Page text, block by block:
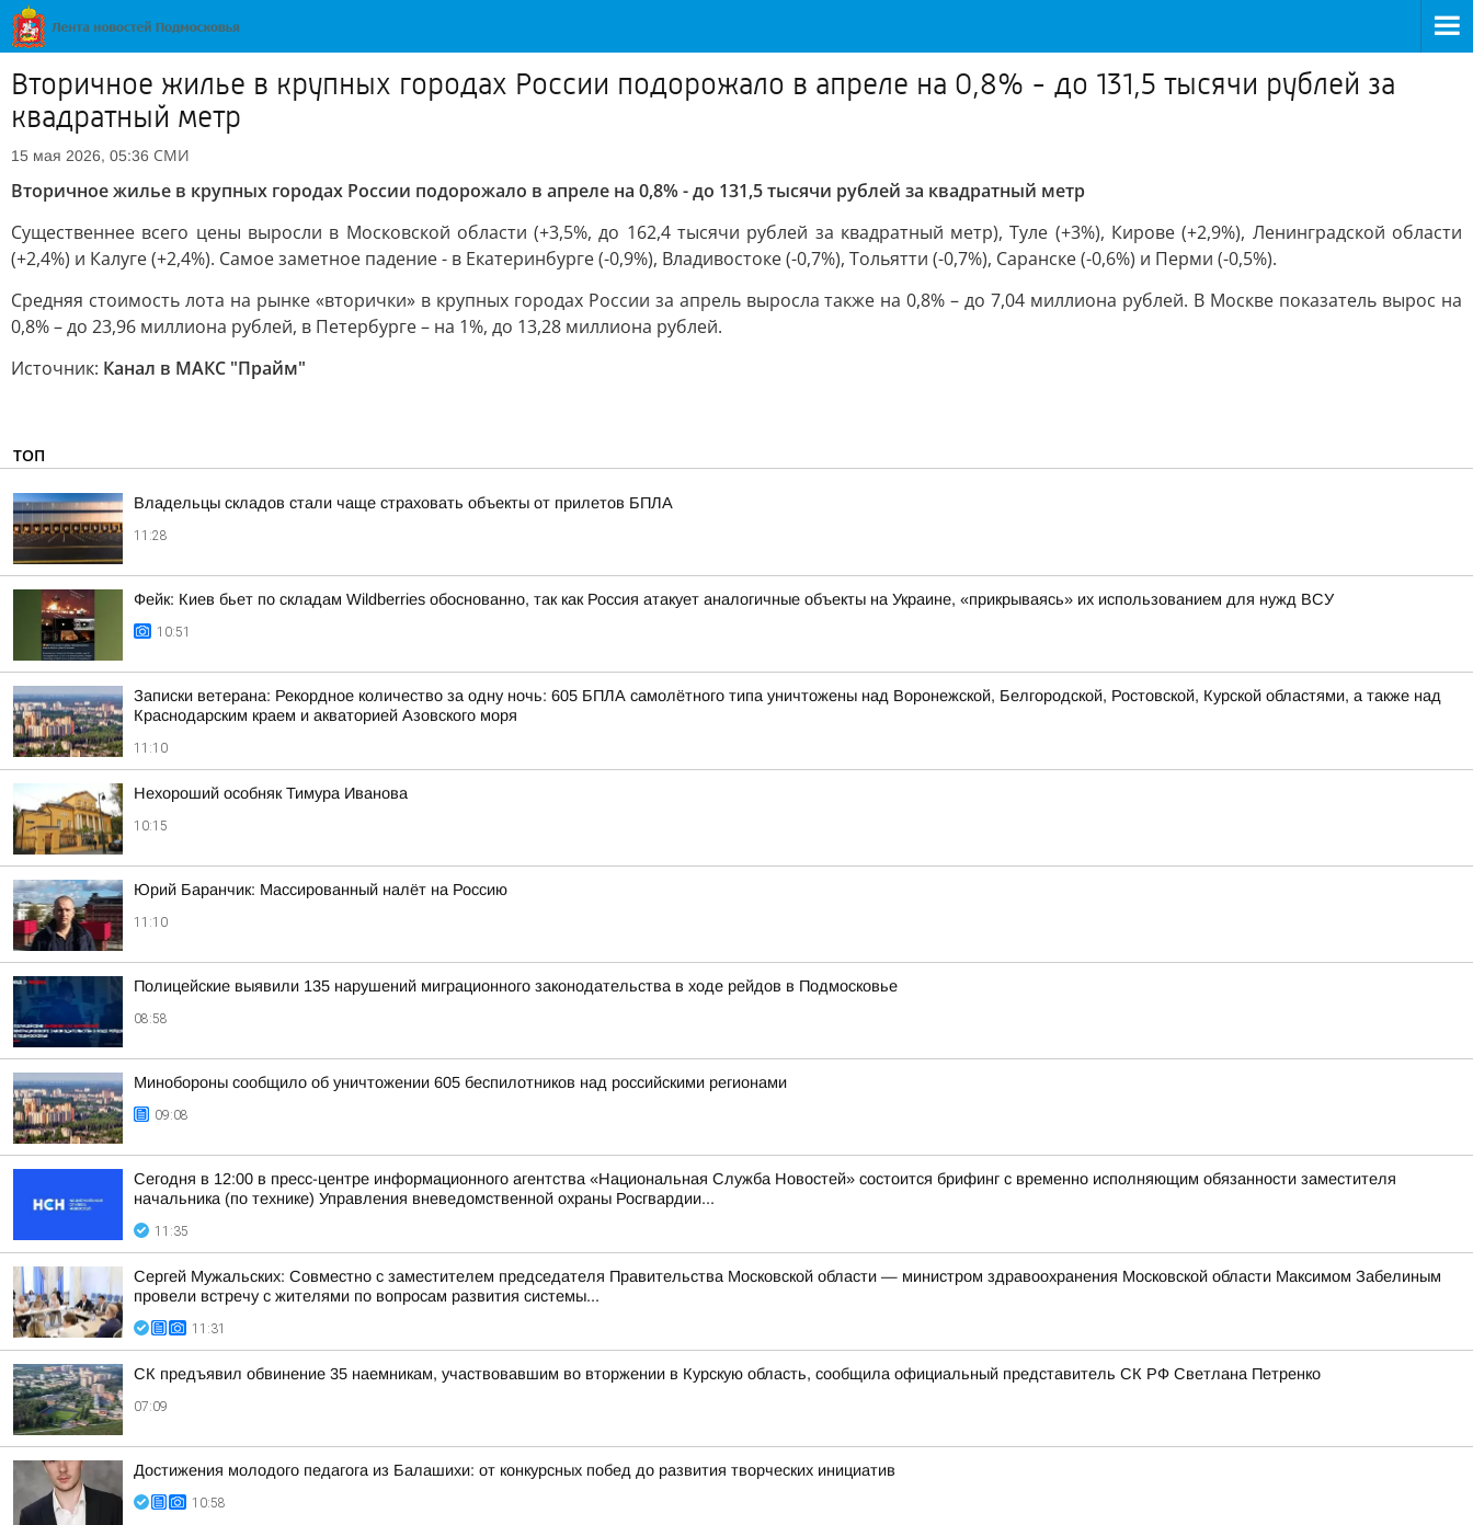
Вторичное жилье в крупных городах России подорожало в апреле на 0,8% - до 131,5 тысячи рублей за
квадратный метр
15 мая 2026, 05:36 СМИ
Вторичное жилье в крупных городах России подорожало в апреле на 0,8% - до 131,5 тысячи рублей за квадратный метр
Существеннее всего цены выросли в Московской области (+3,5%, до 162,4 тысячи рублей за квадратный метр), Туле (+3%), Кирове (+2,9%), Ленинградской области
(+2,4%) и Калуге (+2,4%). Самое заметное падение - в Екатеринбурге (-0,9%), Владивостоке (-0,7%), Тольятти (-0,7%), Саранске (-0,6%) и Перми (-0,5%).
Средняя стоимость лота на рынке «вторички» в крупных городах России за апрель выросла также на 0,8% – до 7,04 миллиона рублей. В Москве показатель вырос на
0,8% – до 23,96 миллиона рублей, в Петербурге – на 1%, до 13,28 миллиона рублей.
Источник: Канал в МАКС "Прайм"
ТОП
Владельцы складов стали чаще страховать объекты от прилетов БПЛА
11:28
Фейк: Киев бьет по складам Wildberries обоснованно, так как Россия атакует аналогичные объекты на Украине, «прикрываясь» их использованием для нужд ВСУ
10:51
Записки ветерана: Рекордное количество за одну ночь: 605 БПЛА самолётного типа уничтожены над Воронежской, Белгородской, Ростовской, Курской областями, а также над
Краснодарским краем и акваторией Азовского моря
11:10
Нехороший особняк Тимура Иванова
10:15
Юрий Баранчик: Массированный налёт на Россию
11:10
Полицейские выявили 135 нарушений миграционного законодательства в ходе рейдов в Подмосковье
08:58
Минобороны сообщило об уничтожении 605 беспилотников над российскими регионами
09:08
Сегодня в 12:00 в пресс-центре информационного агентства «Национальная Служба Новостей» состоится брифинг с временно исполняющим обязанности заместителя
начальника (по технике) Управления вневедомственной охраны Росгвардии...
11:35
Сергей Мужальских: Совместно с заместителем председателя Правительства Московской области — министром здравоохранения Московской области Максимом Забелиным
провели встречу с жителями по вопросам развития системы...
11:31
СК предъявил обвинение 35 наемникам, участвовавшим во вторжении в Курскую область, сообщила официальный представитель СК РФ Светлана Петренко
07:09
Достижения молодого педагога из Балашихи: от конкурсных побед до развития творческих инициатив
10:58